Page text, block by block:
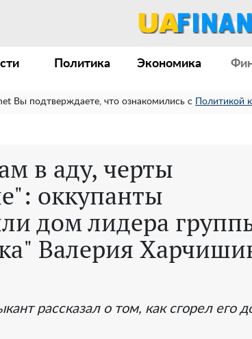
Политика Экономика
Вы подтверждаете, что ознакомились с Политикой
в аду, черты
оккупанты
дом лидера
Валерия
рассказал о том, как сгорел его